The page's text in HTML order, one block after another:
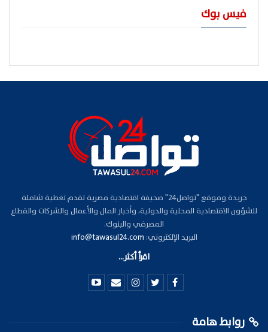
فيس بوك
جريدة وموقع "تواصل24" صحيفة اقتصادية مصرية تقدم تغطية شاملة
للشؤون الاقتصادية المحلية والدولية، وأخبار المال والأعمال والشركات والقطاع
المصرفي والبنوك.
البريد الإلكتروني: info@tawasul24.com
اقرأ أكثر...
روابط هامة